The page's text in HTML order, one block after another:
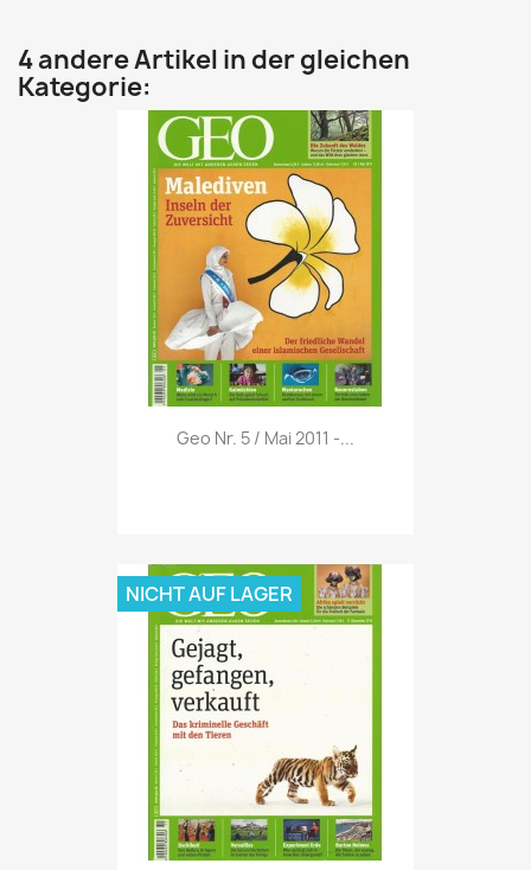
4 andere Artikel in der gleichen
Kategorie:
 Vorschau
Geo Nr. 5 / Mai 2011 -...
NICHT AUF LAGER